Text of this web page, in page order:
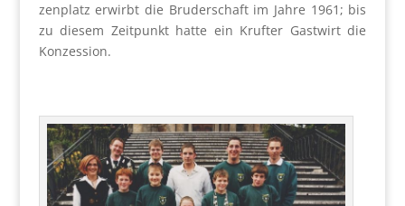
zen­platz erwirbt die Bru­der­schaft im Jah­re 1961; bis
zu die­sem Zeit­punkt hat­te ein Krufter Gast­wirt die
Kon­zes­si­on.